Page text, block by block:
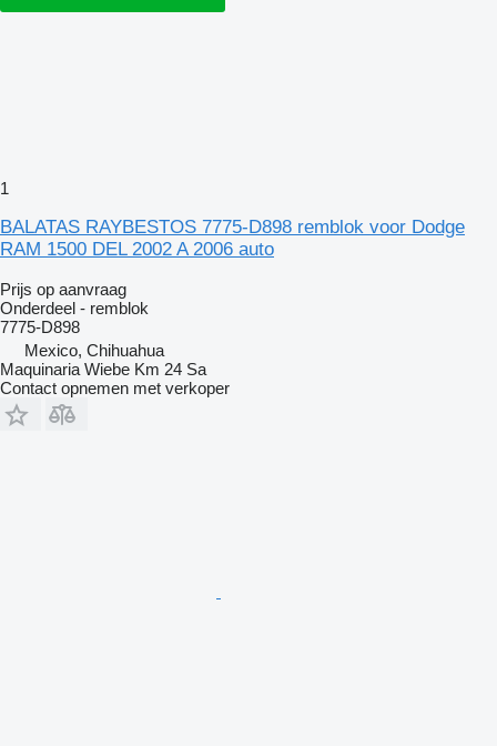
1
BALATAS RAYBESTOS 7775-D898 remblok voor Dodge
RAM 1500 DEL 2002 A 2006 auto
Prijs op aanvraag
Onderdeel - remblok
7775-D898
Mexico, Chihuahua
Maquinaria Wiebe Km 24 Sa
Contact opnemen met verkoper